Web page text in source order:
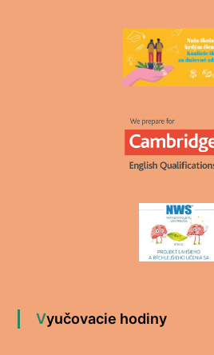
Vyučovacie hodiny